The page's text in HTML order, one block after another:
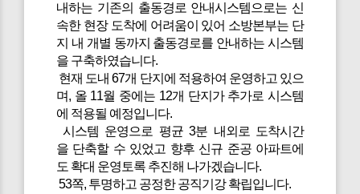
내하는 기존의 출동경로 안내시스템으로는 신
속한 현장 도착에 어려움이 있어 소방본부는 단
지 내 개별 동까지 출동경로를 안내하는 시스템
을 구축하였습니다.
현재 도내 67개 단지에 적용하여 운영하고 있으
며, 올 11월 중에는 12개 단지가 추가로 시스템
에 적용될 예정입니다.
시스템 운영으로 평균 3분 내외로 도착시간
을 단축할 수 있었고 향후 신규 준공 아파트에
도 확대 운영토록 추진해 나가겠습니다.
53쪽, 투명하고 공정한 공직기강 확립입니다.